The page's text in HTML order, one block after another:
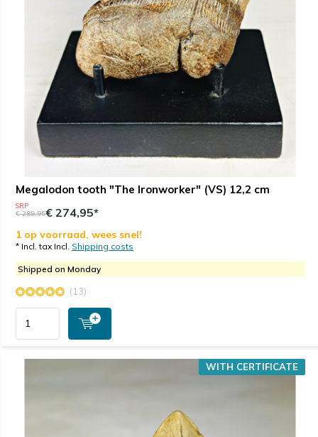
Megalodon tooth "The Ironworker" (VS) 12,2 cm
SRP
€ 289,95€ 274,95*
1 op voorraad, wees snel!
* Incl. tax Incl. Shipping costs
Shipped on Monday
(13)
WITH CERTIFICATE